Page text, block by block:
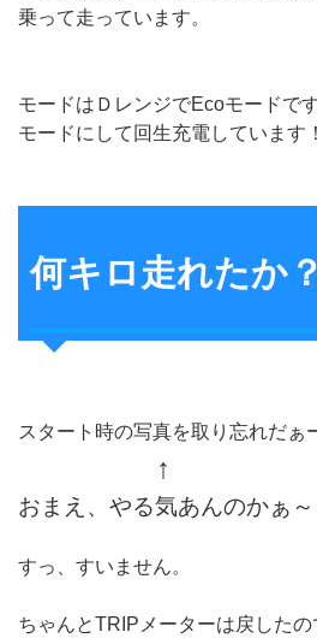
乗って走っています。
モードはＤレンジでEcoモードで
モードにして回生充電しています！
何キロ走れたか？
スタート時の写真を取り忘れだぁ
↑
おまえ、やる気あんのかぁ
すっ、すいません。
ちゃんとTRIPメーターは戻したの